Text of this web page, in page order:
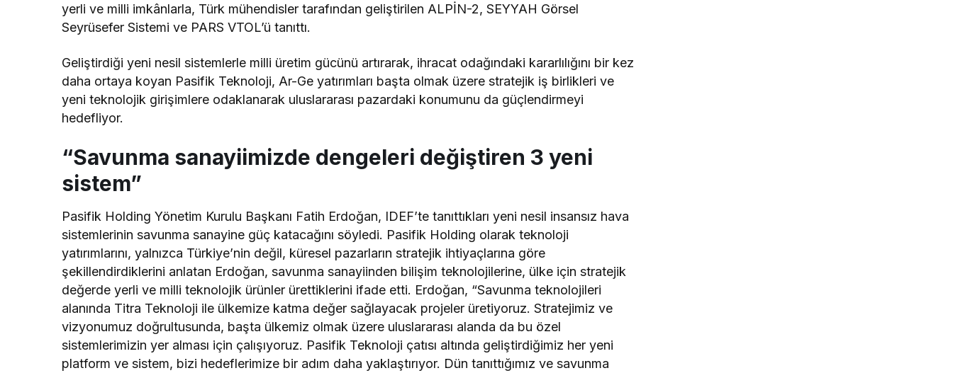
yerli ve milli imkânlarla, Türk mühendisler tarafından geliştirilen ALPİN-2, SEYYAH Görsel
Seyrüsefer Sistemi ve PARS VTOL’ü tanıttı.
Geliştirdiği yeni nesil sistemlerle milli üretim gücünü artırarak, ihracat odağındaki kararlılığını bir kez
daha ortaya koyan Pasifik Teknoloji, Ar-Ge yatırımları başta olmak üzere stratejik iş birlikleri ve
yeni teknolojik girişimlere odaklanarak uluslararası pazardaki konumunu da güçlendirmeyi
hedefliyor.
“Savunma sanayiimizde dengeleri değiştiren 3 yeni
sistem”
Pasifik Holding Yönetim Kurulu Başkanı Fatih Erdoğan, IDEF’te tanıttıkları yeni nesil insansız hava
sistemlerinin savunma sanayine güç katacağını söyledi. Pasifik Holding olarak teknoloji
yatırımlarını, yalnızca Türkiye’nin değil, küresel pazarların stratejik ihtiyaçlarına göre
şekillendirdiklerini anlatan Erdoğan, savunma sanayiinden bilişim teknolojilerine, ülke için stratejik
değerde yerli ve milli teknolojik ürünler ürettiklerini ifade etti. Erdoğan, “Savunma teknolojileri
alanında Titra Teknoloji ile ülkemize katma değer sağlayacak projeler üretiyoruz. Stratejimiz ve
vizyonumuz doğrultusunda, başta ülkemiz olmak üzere uluslararası alanda da bu özel
sistemlerimizin yer alması için çalışıyoruz. Pasifik Teknoloji çatısı altında geliştirdiğimiz her yeni
platform ve sistem, bizi hedeflerimize bir adım daha yaklaştırıyor. Dün tanıttığımız ve savunma